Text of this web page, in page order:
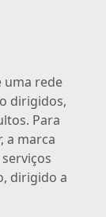
uma rede
dirigidos,
Para
a marca
dirigido a